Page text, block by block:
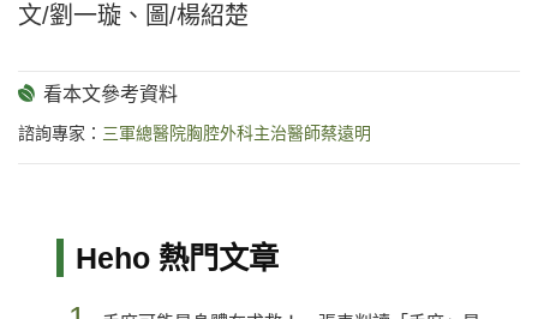
文/劉一璇、圖/楊紹楚
諮詢專家： 三軍總醫院胸腔外科主治醫師蔡遠明
Heho 熱門文章